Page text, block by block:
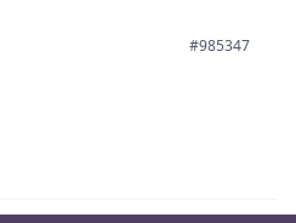
#985347